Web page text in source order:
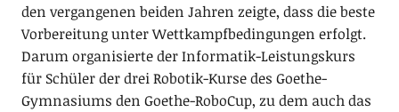
den vergangenen beiden Jahren zeigte, dass die beste
Vorbereitung unter Wettkampfbedingungen erfolgt.
Darum organisierte der Informatik-Leistungskurs
für Schüler der drei Robotik-Kurse des Goethe-
Gymnasiums den Goethe-RoboCup, zu dem auch das